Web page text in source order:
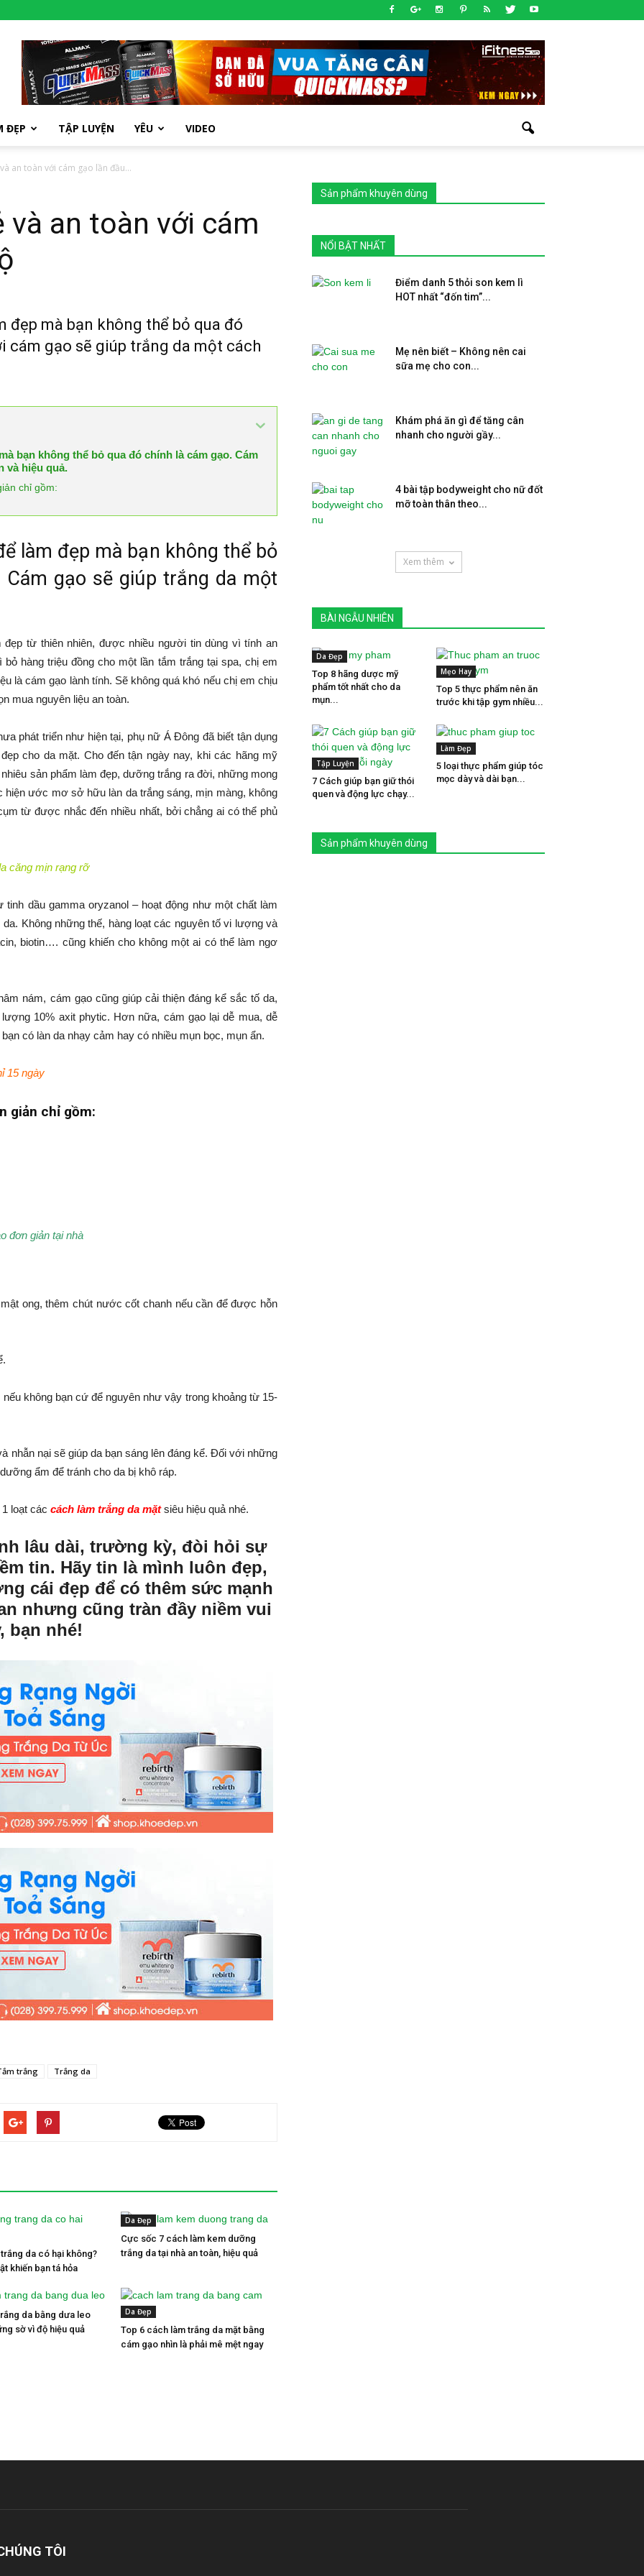
ĐẸP TẬP LUYỆN YÊU VIDEO
an toàn với cám gạo lần đầu...
an toàn với cám
mà bạn không thể bỏ qua đó
cám gạo sẽ giúp trắng da một cách
bạn không thể bỏ qua đó chính là cám gạo. Cám
và hiệu quả.
chỉ gồm:
làm đẹp mà bạn không thể bỏ
gạo sẽ giúp trắng da một
từ thiên nhiên, được nhiều người tin dùng vì tính an
hàng triệu đồng cho một lần tắm trắng tại spa, chị em
là cám gạo lành tính. Sẽ không quá khó nếu chị em chịu
mua nguyên liệu an toàn.
phát triển như hiện tại, phụ nữ Á Đông đã biết tận dụng
cho da mặt. Cho đến tận ngày nay, khi các hãng mỹ
sản phẩm làm đẹp, dưỡng trắng ra đời, những mong
ước mơ sở hữu làn da trắng sáng, mịn màng, không
từ được nhắc đến nhiều nhất, bởi chẳng ai có thể phủ
căng mịn rạng rỡ
dầu gamma oryzanol – hoạt động như một chất làm
Không những thế, hàng loạt các nguyên tố vi lượng và
biotin…. cũng khiến cho không một ai có thể làm ngơ
nám, cám gạo cũng giúp cải thiện đáng kể sắc tố da,
10% axit phytic. Hơn nữa, cám gạo lại dễ mua, dễ
có làn da nhạy cảm hay có nhiều mụn bọc, mụn ẩn.
15 ngày
giản chỉ gồm:
đơn giản tại nhà
ong, thêm chút nước cốt chanh nếu cần để được hỗn
không bạn cứ để nguyên như vậy trong khoảng từ 15-
nhẫn nại sẽ giúp da bạn sáng lên đáng kể. Đối với những
ẩm để tránh cho da bị khô ráp.
loạt các cách làm trắng da mặtsiêu hiệu quả nhé.
lâu dài, trường kỳ, đòi hỏi sự
tin. Hãy tin là mình luôn đẹp,
cái đẹp để có thêm sức mạnh
nhưng cũng tràn đầy niềm vui
bạn nhé!
trắng Trắng da
da có hại không?
khiến bạn tá hỏa
Da Đẹp
Cực sốc 7 cách làm kem dưỡng
trắng da tại nhà an toàn, hiệu quả
da bằng dưa leo
sờ vì độ hiệu quả
Da Đẹp
Top 6 cách làm trắng da mặt bằng
cám gạo nhìn là phải mê mệt ngay
Sản phẩm khuyên dùng
NỔI BẬT NHẤT
Điểm danh 5 thỏi son kem lì
HOT nhất “đốn tim”...
Mẹ nên biết – Không nên cai
sữa mẹ cho con...
Khám phá ăn gì để tăng cân
nhanh cho người gầy...
4 bài tập bodyweight cho nữ đốt
mỡ toàn thân theo...
Xem thêm
BÀI NGẪU NHIÊN
Da Đẹp
Top 8 hãng dược mỹ
phẩm tốt nhất cho da
mụn...
Mẹo Hay
Top 5 thực phẩm nên ăn
trước khi tập gym nhiều...
Tập Luyện
7 Cách giúp bạn giữ thói
quen và động lực chạy...
Làm Đẹp
5 loại thực phẩm giúp tóc
mọc dày và dài bạn...
Sản phẩm khuyên dùng
TÔI